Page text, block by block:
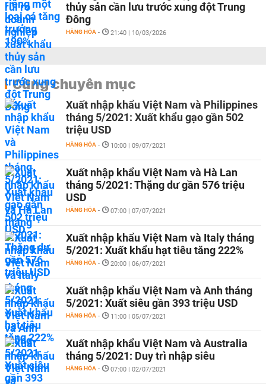
thủy sản cần lưu trước xung đột Trung
Đông
HÀNG HÓA - 21:40 | 10/03/2026
Cùng chuyên mục
Xuất nhập khẩu Việt Nam và Philippines
tháng 5/2021: Xuất khẩu gạo gần 502
triệu USD
HÀNG HÓA - 10:00 | 09/07/2021
Xuất nhập khẩu Việt Nam và Hà Lan
tháng 5/2021: Thặng dư gần 576 triệu
USD
HÀNG HÓA - 07:00 | 07/07/2021
Xuất nhập khẩu Việt Nam và Italy tháng
5/2021: Xuất khẩu hạt tiêu tăng 222%
HÀNG HÓA - 20:00 | 06/07/2021
Xuất nhập khẩu Việt Nam và Anh tháng
5/2021: Xuất siêu gần 393 triệu USD
HÀNG HÓA - 11:00 | 05/07/2021
Xuất nhập khẩu Việt Nam và Australia
tháng 5/2021: Duy trì nhập siêu
HÀNG HÓA - 07:00 | 02/07/2021